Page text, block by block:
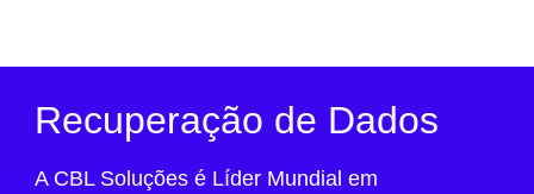
Recuperação de Dados
A CBL Soluções é Líder Mundial em